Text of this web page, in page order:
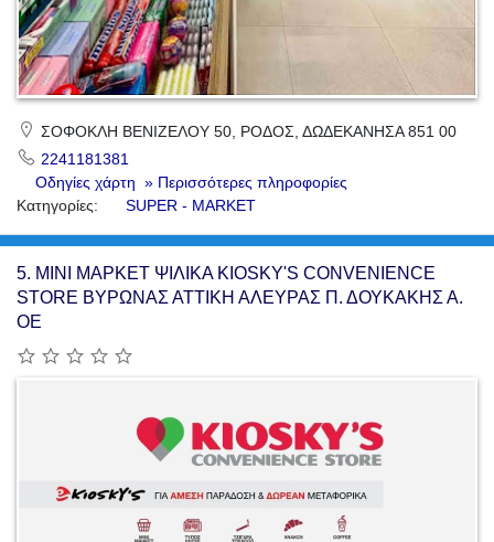
ΣΟΦΟΚΛΗ ΒΕΝΙΖΕΛΟΥ 50, ΡΟΔΟΣ, ΔΩΔΕΚΑΝΗΣΑ 851 00
2241181381
Οδηγίες χάρτη » Περισσότερες πληροφορίες
Κατηγορίες:
SUPER - MARKET
5. ΜΙΝΙ ΜΑΡΚΕΤ ΨΙΛΙΚΑ KIOSKY'S CONVENIENCE
STORE ΒΥΡΩΝΑΣ ΑΤΤΙΚΗ ΑΛΕΥΡΑΣ Π. ΔΟΥΚΑΚΗΣ Α.
ΟΕ